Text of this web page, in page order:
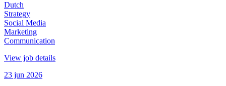
Dutch
Strategy
Social Media
Marketing
Communication
View job details
23 jun 2026